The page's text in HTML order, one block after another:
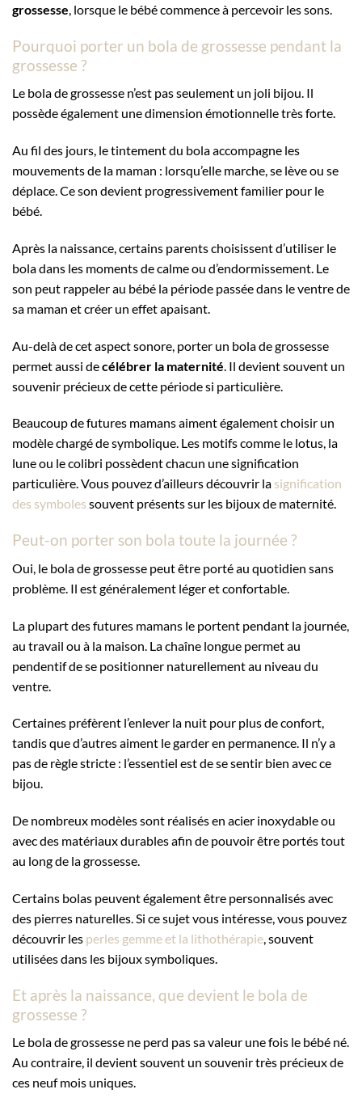
grossesse, lorsque le bébé commence à percevoir les sons.
Pourquoi porter un bola de grossesse pendant la
grossesse ?
Le bola de grossesse n’est pas seulement un joli bijou. Il
possède également une dimension émotionnelle très forte.
Au fil des jours, le tintement du bola accompagne les
mouvements de la maman : lorsqu’elle marche, se lève ou se
déplace. Ce son devient progressivement familier pour le
bébé.
Après la naissance, certains parents choisissent d’utiliser le
bola dans les moments de calme ou d’endormissement. Le
son peut rappeler au bébé la période passée dans le ventre de
sa maman et créer un effet apaisant.
Au-delà de cet aspect sonore, porter un bola de grossesse
permet aussi decélébrer la maternité . Il devient souvent un
souvenir précieux de cette période si particulière.
Beaucoup de futures mamans aiment également choisir un
modèle chargé de symbolique. Les motifs comme le lotus, la
lune ou le colibri possèdent chacun une signification
particulière. Vous pouvez d’ailleurs découvrir la signification
des symboles souvent présents sur les bijoux de maternité.
Peut-on porter son bola toute la journée ?
Oui, le bola de grossesse peut être porté au quotidien sans
problème. Il est généralement léger et confortable.
La plupart des futures mamans le portent pendant la journée,
au travail ou à la maison. La chaîne longue permet au
pendentif de se positionner naturellement au niveau du
ventre.
Certaines préfèrent l’enlever la nuit pour plus de confort,
tandis que d’autres aiment le garder en permanence. Il n’y a
pas de règle stricte : l’essentiel est de se sentir bien avec ce
bijou.
De nombreux modèles sont réalisés en acier inoxydable ou
avec des matériaux durables afin de pouvoir être portés tout
au long de la grossesse.
Certains bolas peuvent également être personnalisés avec
des pierres naturelles. Si ce sujet vous intéresse, vous pouvez
découvrir les perles gemme et la lithothérapie, souvent
utilisées dans les bijoux symboliques.
Et après la naissance, que devient le bola de
grossesse ?
Le bola de grossesse ne perd pas sa valeur une fois le bébé né.
Au contraire, il devient souvent un souvenir très précieux de
ces neuf mois uniques.